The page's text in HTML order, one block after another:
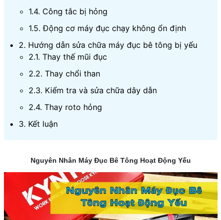
1.4. Công tắc bị hỏng
1.5. Động cơ máy đục chạy không ổn định
2. Hướng dẫn sửa chữa máy đục bê tông bị yếu
2.1. Thay thế mũi đục
2.2. Thay chổi than
2.3. Kiểm tra và sửa chữa dây dẫn
2.4. Thay roto hỏng
3. Kết luận
Nguyên Nhân Máy Đục Bê Tông Hoạt Động Yếu